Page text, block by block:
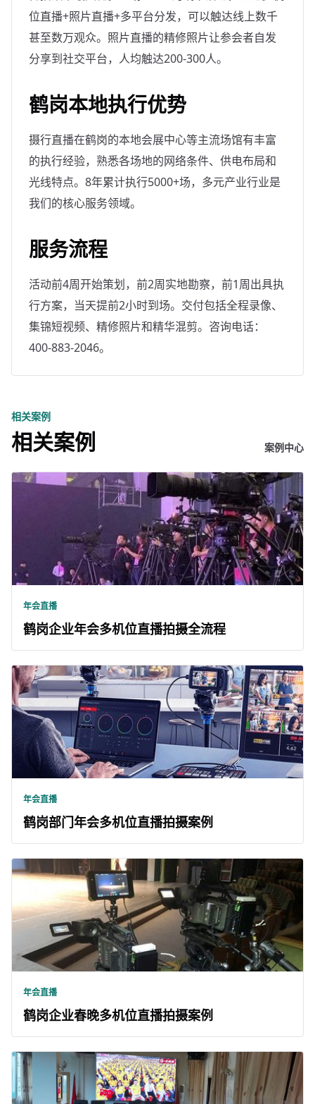
位直播+照片直播+多平台分发，可以触达线上数千
甚至数万观众。照片直播的精修照片让参会者自发
分享到社交平台，人均触达200-300人。
鹤岗本地执行优势
摄行直播在鹤岗的本地会展中心等主流场馆有丰富
的执行经验，熟悉各场地的网络条件、供电布局和
光线特点。8年累计执行5000+场，多元产业行业是
我们的核心服务领域。
服务流程
活动前4周开始策划，前2周实地勘察，前1周出具执
行方案，当天提前2小时到场。交付包括全程录像、
集锦短视频、精修照片和精华混剪。咨询电话：
400-883-2046。
相关案例
相关案例 案例中心
年会直播
鹤岗企业年会多机位直播拍摄全流程
年会直播
鹤岗部门年会多机位直播拍摄案例
年会直播
鹤岗企业春晚多机位直播拍摄案例